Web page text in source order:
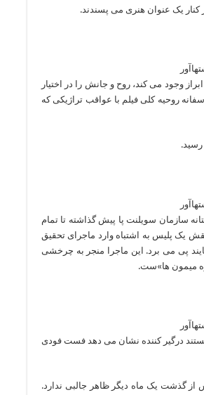
یک عنوان هنری می پسندند.
وجود می کند، روح و جانش را در اختیار
روحیه کلی فیلم با عواقب تراژیکی که
رسید.
سازمان سویلنت پا پیش گذاشته تا تمام
یک پلیس به اشتباه وارد ماجرای تحقیق
پی می برد. این ماجرا منجر به چرخشی
میمون ها»ست.
این مستند درگیر کننده نشان می دهد فست فودی
گذشت یک ماه دیگر ظاهر جالبی ندارد.